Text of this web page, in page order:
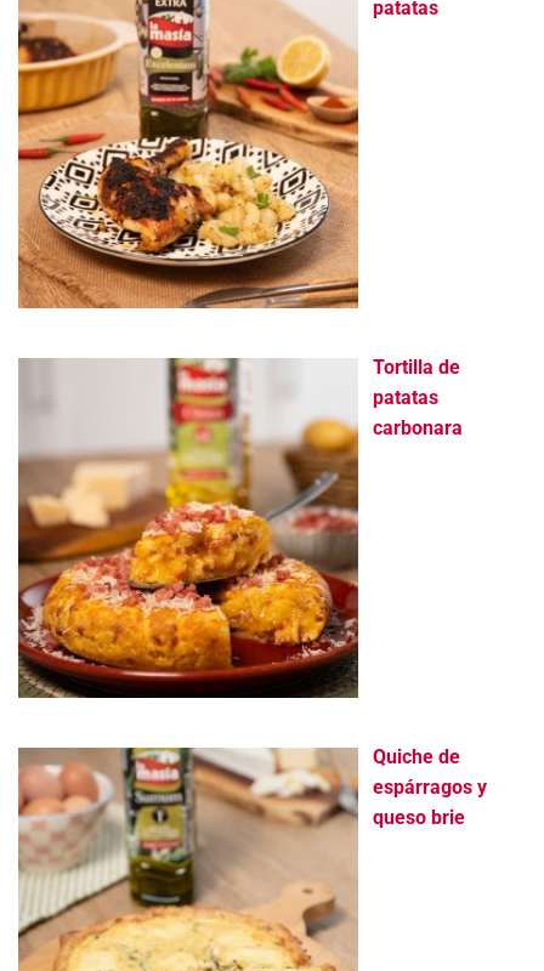
patatas
Tortilla de
patatas
carbonara
Quiche de
espárragos y
queso brie